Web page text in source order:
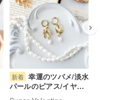
新着 幸運のツバメ/淡水
パールのピアス/イヤリ
ング SV712